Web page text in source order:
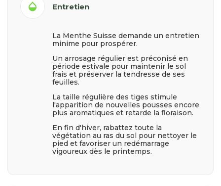
opacity Entretien
La Menthe Suisse demande un entretien
minime pour prospérer.
Un arrosage régulier est préconisé en
période estivale pour maintenir le sol
frais et préserver la tendresse de ses
feuilles.
La taille régulière des tiges stimule
l'apparition de nouvelles pousses encore
plus aromatiques et retarde la floraison.
En fin d'hiver, rabattez toute la
végétation au ras du sol pour nettoyer le
pied et favoriser un redémarrage
vigoureux dès le printemps.